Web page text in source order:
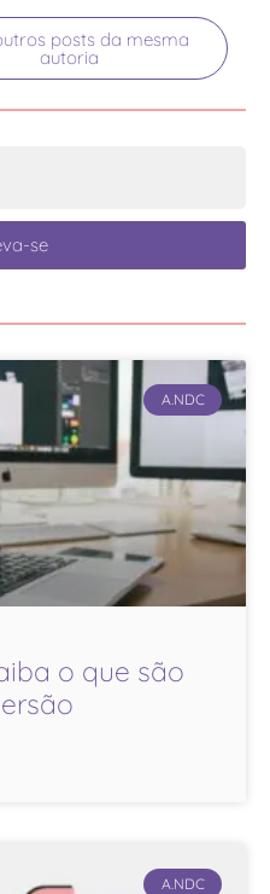
posts da mesma
autoria
se
A.NDC
o que são
A.NDC